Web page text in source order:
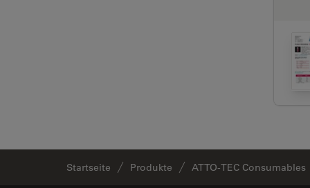
Startseite Produkte ATTO-TEC Consumables